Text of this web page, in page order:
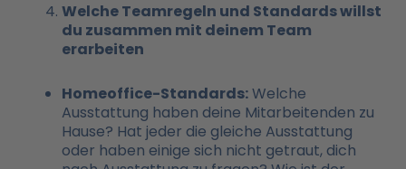
Welche Teamregeln und Standards willst
du zusammen mit deinem Team
erarbeiten
Homeoffice-Standards:Welche
Ausstattung haben deine Mitarbeitenden zu
Hause? Hat jeder die gleiche Ausstattung
oder haben einige sich nicht getraut, dich